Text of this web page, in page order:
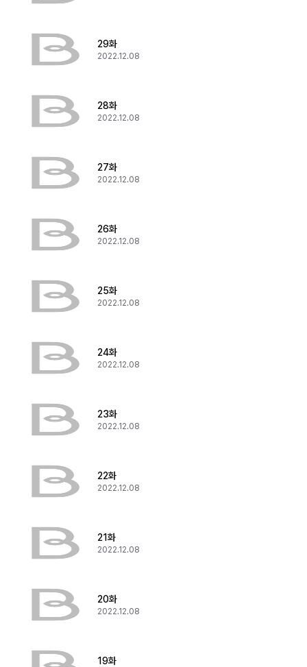
29화
2022.12.08
28화
2022.12.08
27화
2022.12.08
26화
2022.12.08
25화
2022.12.08
24화
2022.12.08
23화
2022.12.08
22화
2022.12.08
21화
2022.12.08
20화
2022.12.08
19화